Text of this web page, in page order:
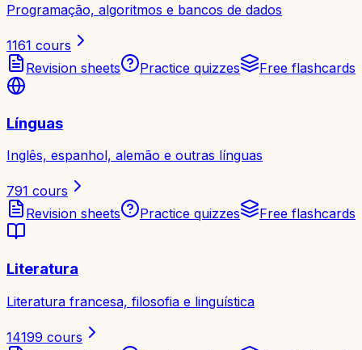
Programação, algoritmos e bancos de dados
1161 cours
Revision sheets
Practice quizzes Free flashcards
Línguas
Inglês, espanhol, alemão e outras línguas
791 cours
Revision sheets
Practice quizzes Free flashcards
Literatura
Literatura francesa, filosofia e linguística
14199 cours